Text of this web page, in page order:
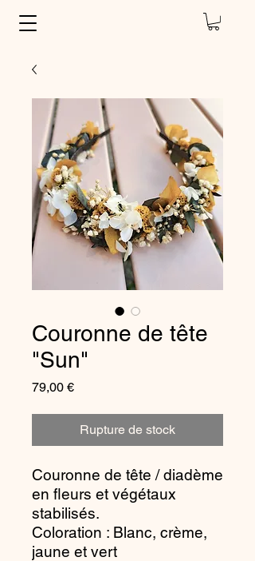
Couronne de tête
"Sun"
79,00 €Prix
Rupture de stock
Couronne de tête / diadème
en fleurs et végétaux
stabilisés.
Coloration : Blanc, crème,
jaune et vert